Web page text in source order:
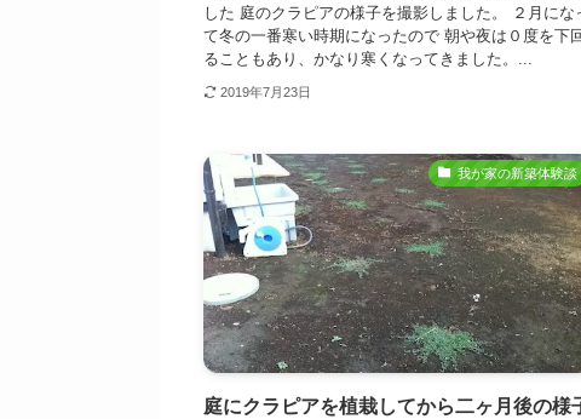
した 庭のクラピアの様子を撮影しました。 ２月にな
て冬の一番寒い時期になったので 朝や夜は０度を下
ることもあり、かなり寒くなってきました。...
2019年7月23日
我が家の新築体験談
庭にクラピアを植栽してから二ヶ月後の様